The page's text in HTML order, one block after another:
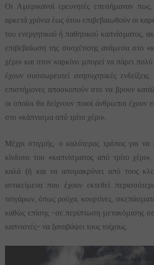
Οι Αμερικανοί ερευνητές επεσήμαναν
αρκετά χρόνια έως ότου επιβεβαιωθούν οι
του ενεργητικού ή παθητικού καπνίσματος,
επιβεβαίωση της συσχέτισης ανάμεσα στο
χέρι» και στον καρκίνο μπορεί να πάρει
έχουν συσσωρευτεί ανησυχητικές
επιστήμονες αποσκοπούν στο να βρουν
οι οποίοι θα δείχνουν ποιοί άνθρωποι έχουν
στο «κάπνισμα από τρίτο χέρι».
Μέχρι στιγμής, ο καλύτερος τρόπος για να
κίνδυνο του «καπνίσματος από τρίτο χέρι»,
καλά (ή και να απομακρύνει από τους
αντικείμενα που έχουν εκτεθεί
τσιγάρων, όπως ρούχα, κουρτίνες,
καθώς επίσης -σε περίπτωση μετακόμισης
καπνιστές- να ξαναβάψει τους τοίχους.